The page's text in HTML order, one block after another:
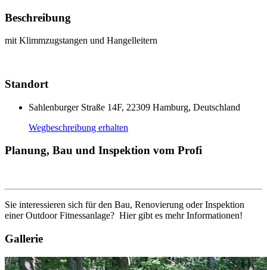
Beschreibung
mit Klimmzugstangen und Hangelleitern
Standort
Sahlenburger Straße 14F, 22309 Hamburg, Deutschland
Wegbeschreibung erhalten
Planung, Bau und Inspektion vom Profi
Sie interessieren sich für den Bau, Renovierung oder Inspektion
einer Outdoor Fitnessanlage? Hier gibt es mehr Informationen!
Gallerie